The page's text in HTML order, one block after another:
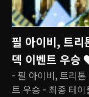
필 아이비, 트
덱 이벤트 우승
- 필 아이비, 트리
트 우승 - 최종 테